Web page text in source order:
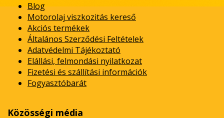
Blog
Motorolaj viszkozitás kereső
Akciós termékek
Általános Szerződési Feltételek
Adatvédelmi Tájékoztató
Elállási, felmondási nyilatkozat
Fizetési és szállítási információk
Fogyasztóbarát
Közösségi média